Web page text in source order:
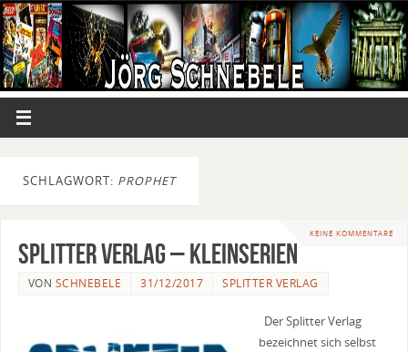
SCHLAGWORT: PROPHET
KEINE KOMMENTARE
Splitter Verlag – Kleinserien
VON SCHNEBELE 31/12/2017 SPLITTER VERLAG
Der Splitter Verlag
bezeichnet sich selbst